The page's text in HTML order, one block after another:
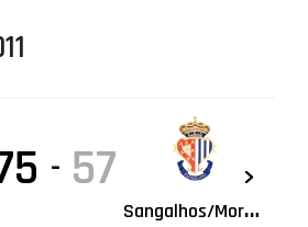
- 57
S
angalhos/Moreira